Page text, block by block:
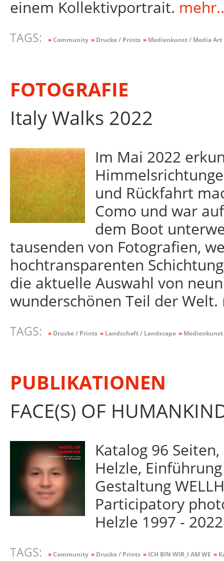
einem Kollektivportrait.
TAGS: »Community »Drucke / Prints »Medienkunst / Media Art
FOTOGRAFIE
Italy Walks 2022
Im Mai 2022
und Rückfahrt
Como und war
dem Boot
tausenden von Fotografien,
hochtransparenten
die aktuelle Auswahl von
wunderschönen Teil der Welt.
TAGS: »Drucke / Prints »Landschaft / Landscape »Medienkunst
PUBLIKATIONEN
FACE(S) OF
Katalog 96
Helzle,
Gestaltung
Participatory
Helzle 1997 -
TAGS: »Community »Drucke / Prints »ICH BIN WIR_I AM WE »